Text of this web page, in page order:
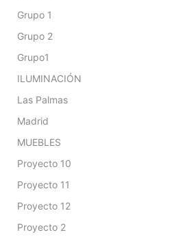
Grupo 1
Grupo 2
Grupo1
ILUMINACIÓN
Las Palmas
Madrid
MUEBLES
Proyecto 10
Proyecto 11
Proyecto 12
Proyecto 2